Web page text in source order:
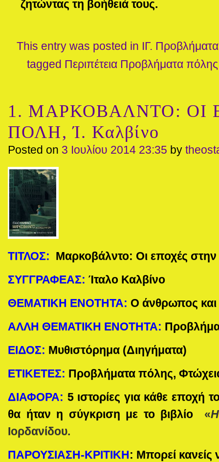
ζητώντας τη βοήθειά τους.
This entry was posted in ΙΓ.
tagged Περιπέτεια Προβλήματα πόλης
1. ΜΑΡΚΟΒΑΛΝΤΟ: ΟΙ
ΠΟΛΗ, Ί. Καλβίνο
Posted on 3 Ιουλίου 2014 23:35 by
ΤΙΤΛΟΣ: Μαρκοβάλντο: Οι εποχές
ΣΥΓΓΡΑΦΕΑΣ:Ίταλο Καλβίνο
ΘΕΜΑΤΙΚΗ ΕΝΟΤΗΤΑ: Ο άνθρωπος
ΑΛΛΗ ΘΕΜΑΤΙΚΗ ΕΝΟΤΗΤΑ:
ΕΙΔΟΣ: Μυθιστόρημα (Διηγήματα)
ΕΤΙΚΕΤΕΣ: Προβλήματα πόλης,
ΔΙΑΦΟΡΑ: 5 ιστορίες για κάθε εποχή
θα ήταν η σύγκριση με το βιβλίο
«
Ιορδανίδου.
ΠΑΡΟΥΣΙΑΣΗ-ΚΡΙΤΙΚΗ: Μπορεί κανείς